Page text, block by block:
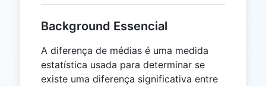
Background Essencial
A diferença de médias é uma medida
estatística usada para determinar se
existe uma diferença significativa entre